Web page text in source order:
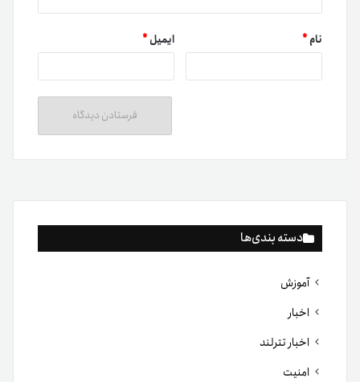
دسته بندی‌ها
آموزش
اخبار
اخبار تترلند
امنیت
نام* ایمیل*